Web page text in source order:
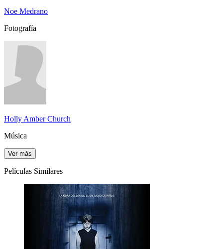
Noe Medrano
Fotografía
Holly Amber Church
Música
Ver más
Películas Similares